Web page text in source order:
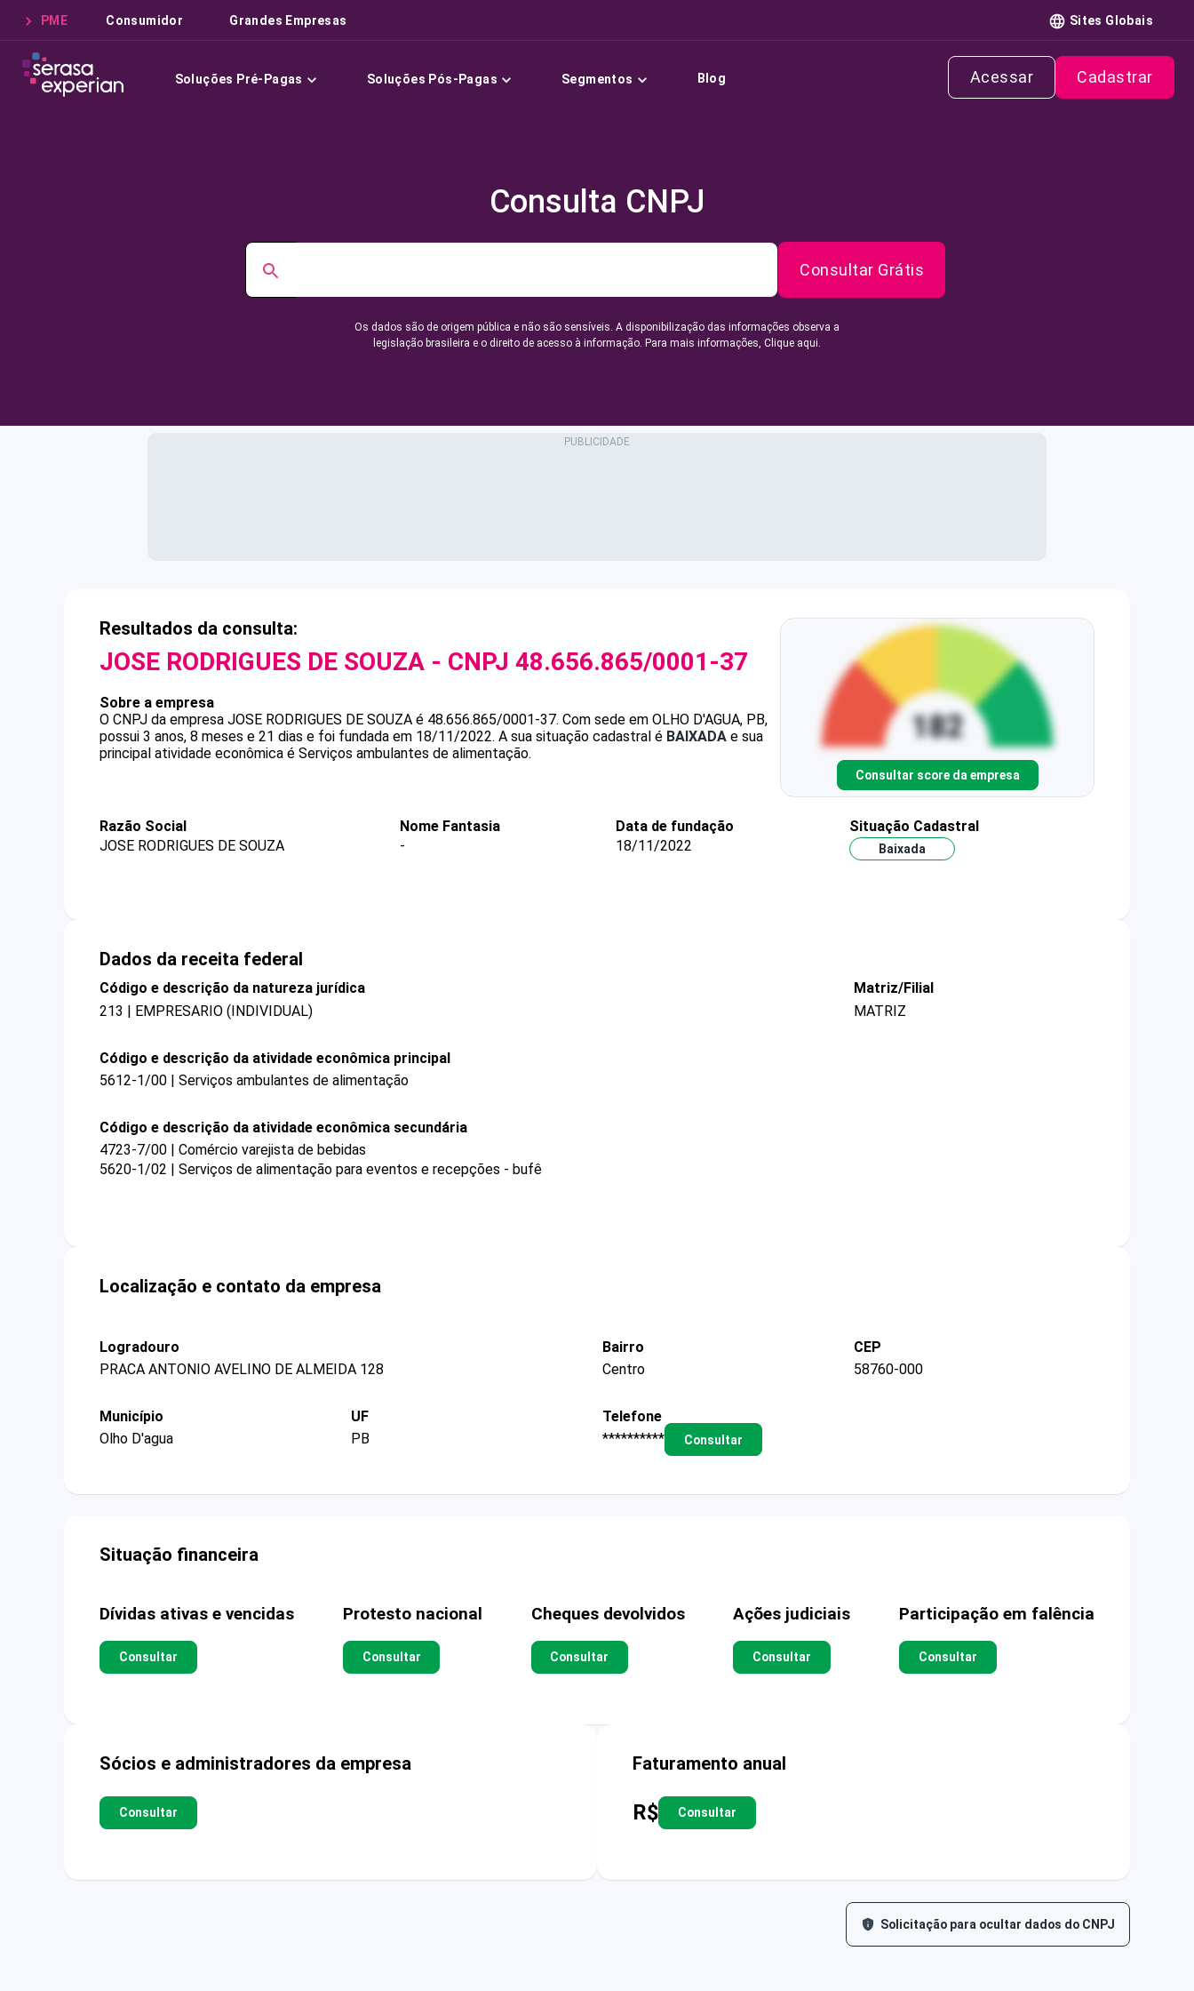
PME Consumidor Grandes Empresas Sites Globais
Soluções Pré-Pagas Soluções Pós-Pagas Segmentos Blog Acessar Cadastrar
Consulta CNPJ
Consultar Grátis
Os dados são de origem pública e não são sensíveis. A disponibilização das informações observa a
legislação brasileira e o direito de acesso à informação. Para mais informações, Clique aqui.
Resultados da consulta:
JOSE RODRIGUES DE SOUZA - CNPJ 48.656.865/0001-37
Sobre a empresa
O CNPJ da empresa JOSE RODRIGUES DE SOUZA é 48.656.865/0001-37. Com sede em OLHO D'AGUA, PB,
possui 3 anos, 8 meses e 21 dias e foi fundada em 18/11/2022. A sua situação cadastral é BAIXADA e sua
principal atividade econômica é Serviços ambulantes de alimentação.
Consultar score da empresa
Razão Social
JOSE RODRIGUES DE SOUZA
Nome Fantasia
-
Data de fundação
18/11/2022
Situação Cadastral
Baixada
Dados da receita federal
Código e descrição da natureza jurídica
213 | EMPRESARIO (INDIVIDUAL)
Matriz/Filial
MATRIZ
Código e descrição da atividade econômica principal
5612-1/00 | Serviços ambulantes de alimentação
Código e descrição da atividade econômica secundária
4723-7/00 | Comércio varejista de bebidas
5620-1/02 | Serviços de alimentação para eventos e recepções - bufê
Localização e contato da empresa
Logradouro
PRACA ANTONIO AVELINO DE ALMEIDA 128
Bairro
Centro
CEP
58760-000
Município
Olho D'agua
UF
PB
Telefone
**********
Consultar
Situação financeira
Dívidas ativas e vencidas
Consultar
Protesto nacional
Consultar
Cheques devolvidos
Consultar
Ações judiciais
Consultar
Participação em falência
Consultar
Sócios e administradores da empresa
Consultar
Faturamento anual
R$ Consultar
Solicitação para ocultar dados do CNPJ